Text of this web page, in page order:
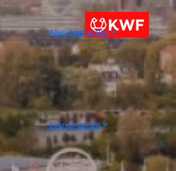
Alles over acties
Evenementen